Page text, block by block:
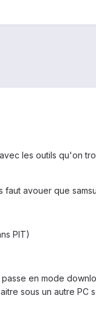
les outils qu'on
avouer que
PIT)
en mode
sous un autre PC